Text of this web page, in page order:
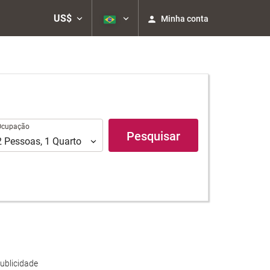
US$ Minha conta
Pessoas, 1 Quarto Pesquisar